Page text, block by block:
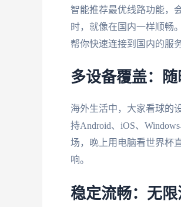
智能推荐最优线路功能，
时，就像在国内一样顺畅
帮你快速连接到国内的服
多设备覆盖：
海外生活中，大家看球的
持Android、iOS、
场，晚上用电脑看世界杯
响。
稳定流畅：无